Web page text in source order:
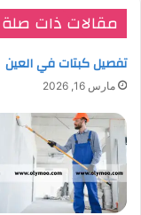
مقالات ذات صلة
تفصيل كبتات في العين
مارس 16, 2026